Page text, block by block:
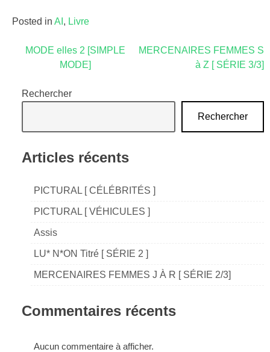
Posted in AI , Livre
Navigation
l’article
MODE elles 2 [SIMPLE
MODE]
MERCENAIRES FEMMES S
à Z [ SÉRIE 3/3]
Rechercher
Rechercher
Articles récents
PICTURAL [ CÉLÉBRITÉS ]
PICTURAL [ VÉHICULES ]
Assis
LU* N*ON Titré [ SÉRIE 2 ]
MERCENAIRES FEMMES J À R [ SÉRIE 2/3]
Commentaires récents
Aucun commentaire à afficher.